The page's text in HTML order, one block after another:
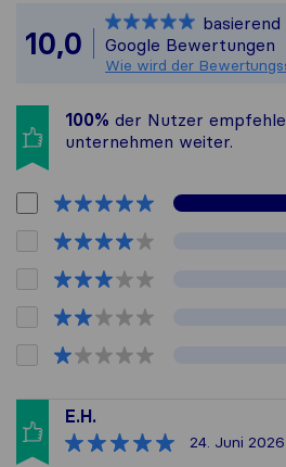
10,0
basierend
Google Bewertungen
Wie wird der
100% der Nutzer
unternehmen weiter.
E.H.
24. Juni 2026